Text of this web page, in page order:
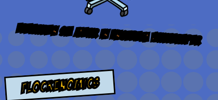
Erfahren Sie mehr in unseremWhitepaper
Flockenomics